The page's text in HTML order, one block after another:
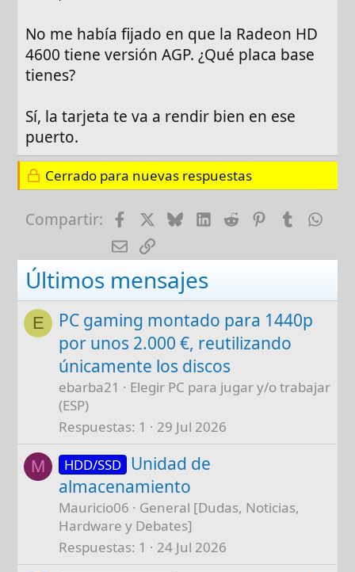
No me había fijado en que la Radeon HD
4600 tiene versión AGP. ¿Qué placa base
tienes?
Sí, la tarjeta te va a rendir bien en ese
puerto.
Cerrado para nuevas respuestas
Compartir: FacebookBlueskyLinkedIn
RedditPinterest
Tumblr
E-mailEnlace
Últimos mensajes
E
PC gaming montado para 1440p
por unos 2.000 €, reutilizando
únicamente los discos
ebarba21
Elegir PC para jugar y/o trabajar
(ESP)
Respuestas 1 29 Jul 2026
M HDD/SSD Unidad de
almacenamiento
Mauricio06
General [Dudas, Noticias,
Hardware y Debates]
Respuestas 1 24 Jul 2026